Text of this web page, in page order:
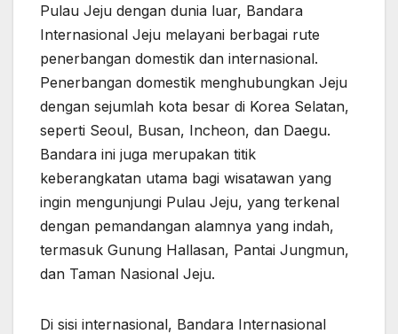
Pulau Jeju dengan dunia luar, Bandara
Internasional Jeju melayani berbagai rute
penerbangan domestik dan internasional.
Penerbangan domestik menghubungkan Jeju
dengan sejumlah kota besar di Korea Selatan,
seperti Seoul, Busan, Incheon, dan Daegu.
Bandara ini juga merupakan titik
keberangkatan utama bagi wisatawan yang
ingin mengunjungi Pulau Jeju, yang terkenal
dengan pemandangan alamnya yang indah,
termasuk Gunung Hallasan, Pantai Jungmun,
dan Taman Nasional Jeju.
Di sisi internasional, Bandara Internasional